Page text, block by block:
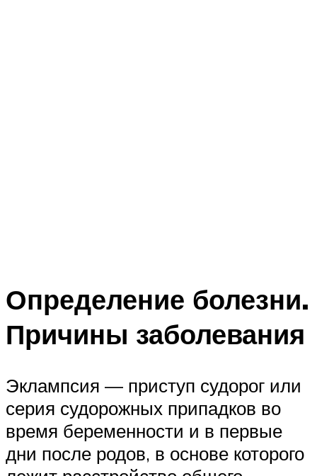
Определение болезни.
Причины заболевания
Эклампсия — приступ судорог или
серия судорожных припадков во
время беременности и в первые
дни после родов, в основе которого